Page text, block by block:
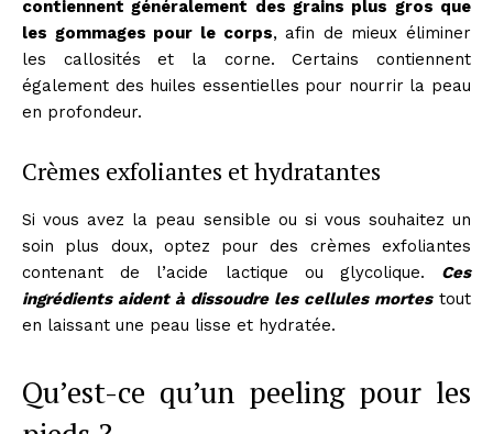
contiennent généralement des grains plus gros que
les gommages pour le corps, afin de mieux éliminer
les callosités et la corne. Certains contiennent
également des huiles essentielles pour nourrir la peau
en profondeur.
Crèmes exfoliantes et hydratantes
Si vous avez la peau sensible ou si vous souhaitez un
soin plus doux, optez pour des crèmes exfoliantes
contenant de l’acide lactique ou glycolique. Ces
ingrédients aident à dissoudre les cellules mortestout
en laissant une peau lisse et hydratée.
Qu’est-ce qu’un peeling pour les